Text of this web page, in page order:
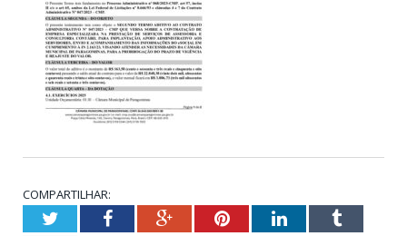
COMPARTILHAR:
TwitterFacebookGoogle+PinterestLinkedInTumblr